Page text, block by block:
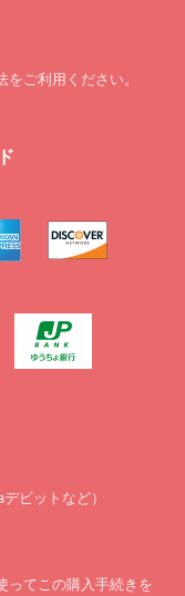
ご利用ください。
ビットなど）
ってこの購入手続きを